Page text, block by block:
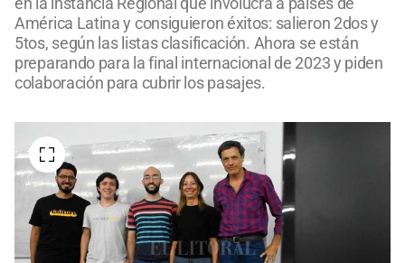
América Latina y consiguieron éxitos: salieron 2dos y
5tos, según las listas clasificación. Ahora se están
preparando para la final internacional de 2023 y piden
colaboración para cubrir los pasajes.